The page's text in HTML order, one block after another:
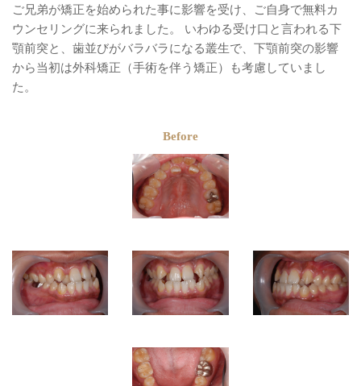
ご兄弟が矯正を始められた事に影響を受け、ご自身で無料カ
ウンセリングに来られました。 いわゆる受け口と言われる下
顎前突と、歯並びがバラバラになる叢生で、下顎前突の影響
から当初は外科矯正（手術を伴う矯正）も考慮していまし
た。
Before